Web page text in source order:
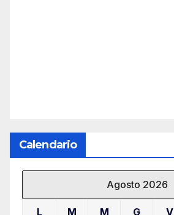
Calendario
Agosto 2026
L M M G V